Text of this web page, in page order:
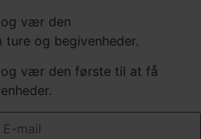
vær den
og begivenheder.
vær den første til at få